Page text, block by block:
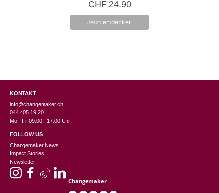
n
5
CHF24.90
Jetzt entdecken
KONTAKT
info@changemaker.ch
044 405 19 20
Mo - Fr 09:00 - 17:00 Uhr
FOLLOW US
Changemaker News
Impact Stories
Newsletter
Changemaker